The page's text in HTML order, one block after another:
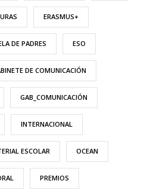
ERASMUS+
DE PADRES ESO
DE COMUNICACIÓN
GAB_COMUNICACIÓN
INTERNACIONAL
ESCOLAR OCEAN
PREMIOS